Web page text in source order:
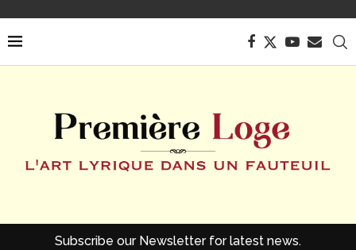
Subscribe our Newsletter for latest news.